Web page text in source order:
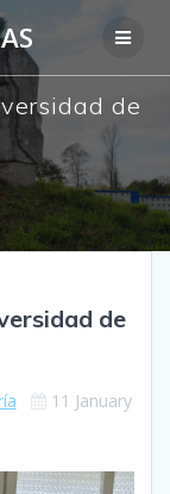
de
de
11 January